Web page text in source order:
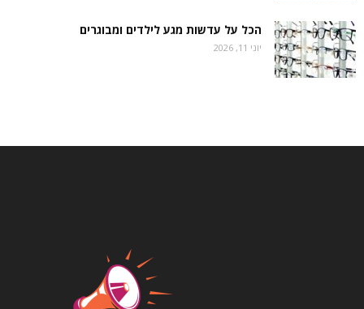
הכל על עדשות מגע לילדים ומבוגרים
יוני 11, 2026